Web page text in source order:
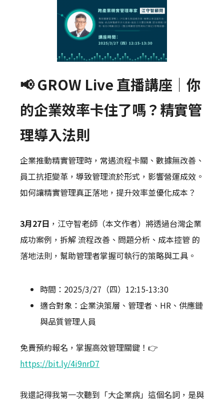
📢 GROW Live 直播講座｜你
的企業效率卡住了嗎？精實管
理導入法則
企業推動精實管理時，常遇流程卡關、數據無改善、
員工抗拒變革，導致管理流於形式，影響營運成效。
如何讓精實管理真正落地，提升效率並優化成本？
3月27日 ，江守智老師（本文作者）將透過台灣企業
成功案例，拆解 流程改善、問題分析、成本控管 的
落地法則，幫助管理者掌握可執行的策略與工具。
時間：2025/3/27（四）12:15-13:30
適合對象：企業決策層、管理者、HR、供應鏈
與品質管理人員
免費預約報名，掌握高效管理關鍵！👉
https://bit.ly/4i9nrD7
我還記得我第一次聽到「大企業病」這個名詞，是與